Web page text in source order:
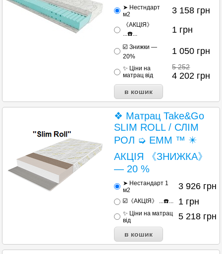
➤ Нестндарт
м2
3 158 грн
《АКЦІЯ》
...☎️...
1 грн
☑️ Знижки —
20%
1 050 грн
✨ Ціни на
матрац від
5 252
4 202 грн
❖ Матрац Take&Go
SLIM ROLL / СЛІМ
РОЛ ➭ EMM ™ ✴️
АКЦІЯ 《ЗНИЖКА》
— 20 %
➤ Нестандарт 1
м2
3 926 грн
☑️《АКЦІЯ》 ...☎️... 1 грн
✨ Ціни на матрац
від
5 218 грн